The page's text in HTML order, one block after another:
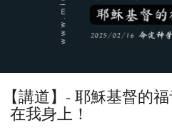
07 士師記
08 路得記
09 撒母
10 撒母耳記下
11 列王紀上
12
19 詩篇
20 箴言 21 傳道書
25 耶利米哀歌
27 但以理書
28
29 約珥書
30 阿摩司書
【講道】- 耶穌基督的
在我身上！